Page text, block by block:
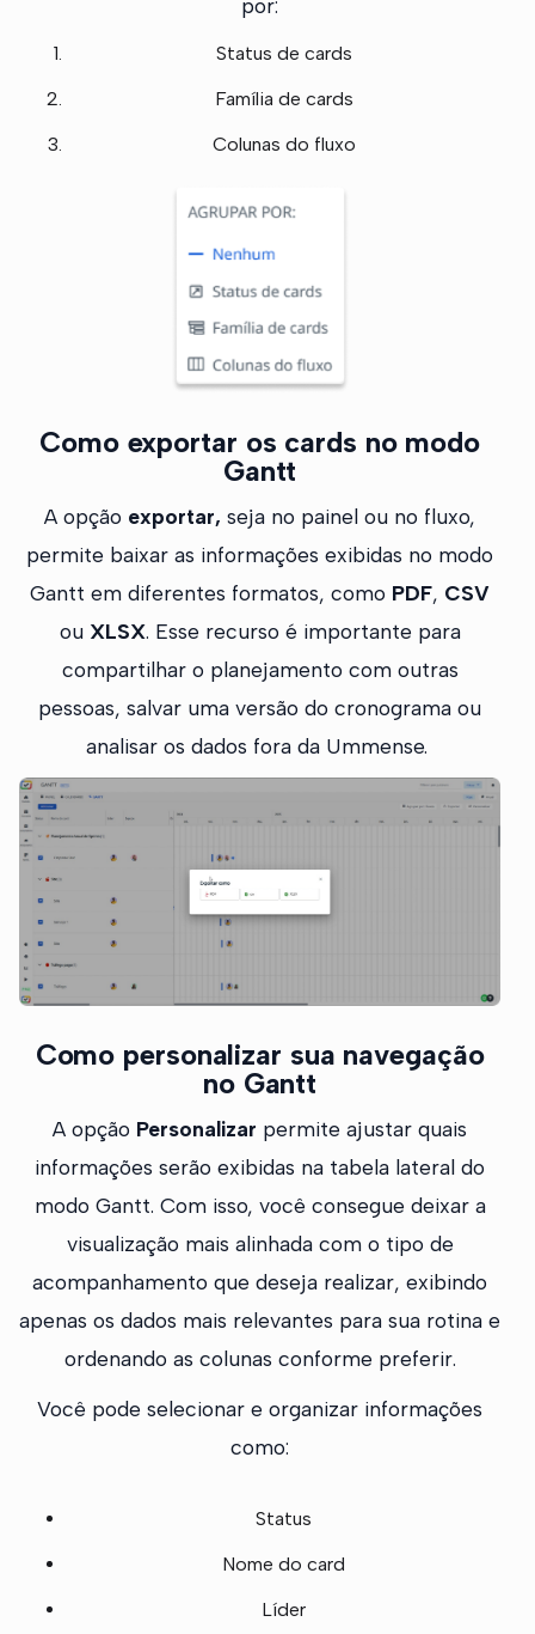
por:
Status de cards
Família de cards
Colunas do fluxo
Como exportar os cards no modo
Gantt
A opção exportar, seja no painel ou no fluxo,
permite baixar as informações exibidas no modo
Gantt em diferentes formatos, como PDF, CSV
ou XLSX. Esse recurso é importante para
compartilhar o planejamento com outras
pessoas, salvar uma versão do cronograma ou
analisar os dados fora da Ummense.
Como personalizar sua navegação
no Gantt
A opção Personalizar permite ajustar quais
informações serão exibidas na tabela lateral do
modo Gantt. Com isso, você consegue deixar a
visualização mais alinhada com o tipo de
acompanhamento que deseja realizar, exibindo
apenas os dados mais relevantes para sua rotina e
ordenando as colunas conforme preferir.
Você pode selecionar e organizar informações
como:
Status
Nome do card
Líder